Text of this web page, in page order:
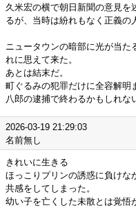
久米宏の横で朝日新聞の意見
るが、当時は紛れもなく正義の
ニュータウンの暗部に光が当
れに思えて来た。
あとは結末だ。
町ぐるみの犯罪だけに全容解明
八郎の逮捕で終わるかもしれな
2026-03-19 21:29:03
名前無し
きれいに生きる
ほっこりプリンの誘惑に負けな
共感をしてしまった。
幼い子を亡くした未散とは覚悟